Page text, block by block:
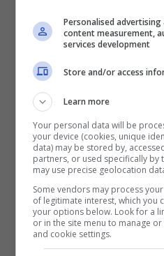
fondazione della città
comincerà g
11.00
Marco , officiata dal
Moraglia. Per via
Covid, la funzione
in diretta sia tv che
network locale
Facebook di ‘Gente
della Diocesi di
Personalised
content measurement,
services development
Store and/or access
Learn more
Your personal data will be
your device (cookies, unique
data) may be stored by,
partners, or used specifically by
may use precise geolocation
Some vendors may process
of legitimate interest, which you
your options below. Look for a
or in the site menu to manage
and cookie settings.